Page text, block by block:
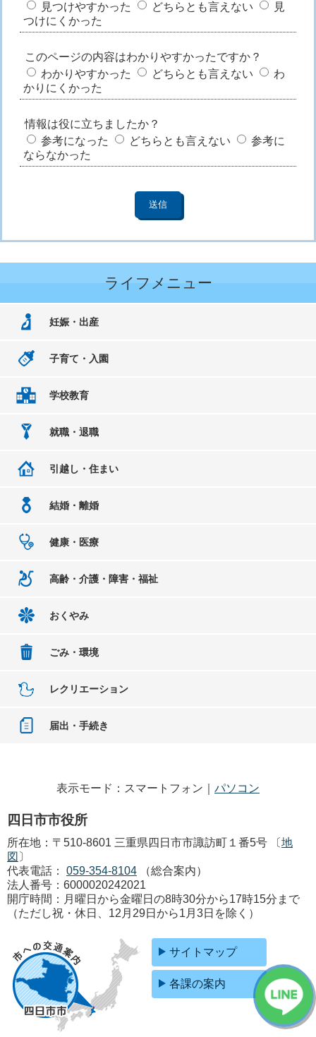
見つけやすかった
どちらとも言えない
見
つけにくかった
このページの内容はわかりやすかったですか？
わかりやすかった
どちらとも言えない
わ
かりにくかった
情報は役に立ちましたか？
参考になった
どちらとも言えない
参考に
ならなかった
ライフメニュー
妊娠・出産
子育て・入園
学校教育
就職・退職
引越し・住まい
結婚・離婚
健康・医療
高齢・介護・障害・福祉
おくやみ
ごみ・環境
レクリエーション
届出・手続き
表示モード：スマートフォン｜ パソコン
四日市市役所
所在地：〒510-8601 三重県四日市市諏訪町１番5号 〔地
図 〕
代表電話：
059-354-8104
（総合案内）
法人番号：6000020242021
開庁時間：月曜日から金曜日の8時30分から17時15分まで
（ただし祝・休日、12月29日から1月3日を除く）
サイトマップ
各課の案内